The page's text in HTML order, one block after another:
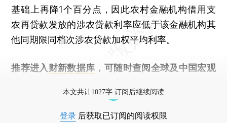
基础上再降1个百分点，因此农村金融机构借用支
农再贷款发放的涉农贷款利率应低于该金融机构其
他同期限同档次涉农贷款加权平均利率。
推荐进入 财新数据库 ，可随时查阅全球及中国宏观
本文共计1027字 订阅后继续阅读
登录 后获取已订阅的阅读权限